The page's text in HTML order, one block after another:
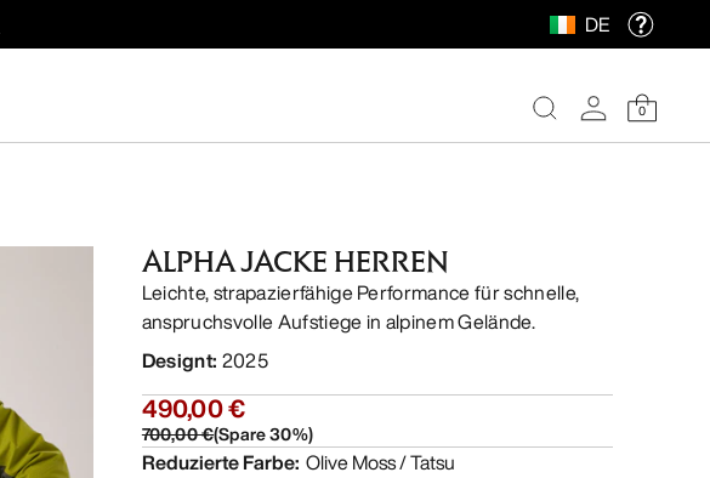
DE
0
ALPHA JACKE HERREN
Leichte, strapazierfähige Performance für schnelle,
anspruchsvolle Aufstiege in alpinem Gelände.
Designt: 2025
490,00 €
700,00 €(Spare30%)
Reduzierte Farbe: Olive Moss / Tatsu